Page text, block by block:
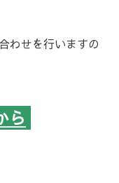
わせを行いますの
ら